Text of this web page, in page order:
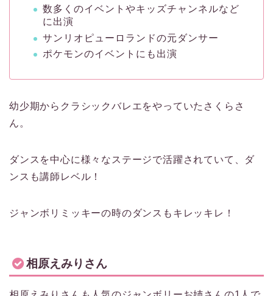
数多くのイベントやキッズチャンネルなど
に出演
サンリオピューロランドの元ダンサー
ポケモンのイベントにも出演
幼少期からクラシックバレエをやっていたさくらさ
ん。
ダンスを中心に様々なステージで活躍されていて、ダ
ンスも講師レベル！
ジャンボリミッキーの時のダンスもキレッキレ！
相原えみりさん